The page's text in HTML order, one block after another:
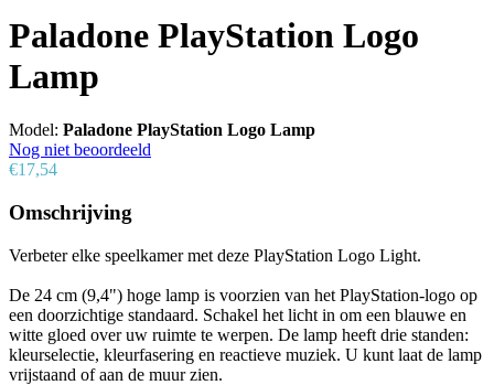
Paladone PlayStation Logo
Lamp
Model: Paladone PlayStation Logo Lamp
Nog niet beoordeeld
€17,54
Omschrijving
Verbeter elke speelkamer met deze PlayStation Logo Light.
De 24 cm (9,4") hoge lamp is voorzien van het PlayStation-logo op
een doorzichtige standaard. Schakel het licht in om een blauwe en
witte gloed over uw ruimte te werpen. De lamp heeft drie standen:
kleurselectie, kleurfasering en reactieve muziek. U kunt laat de lamp
vrijstaand of aan de muur zien.